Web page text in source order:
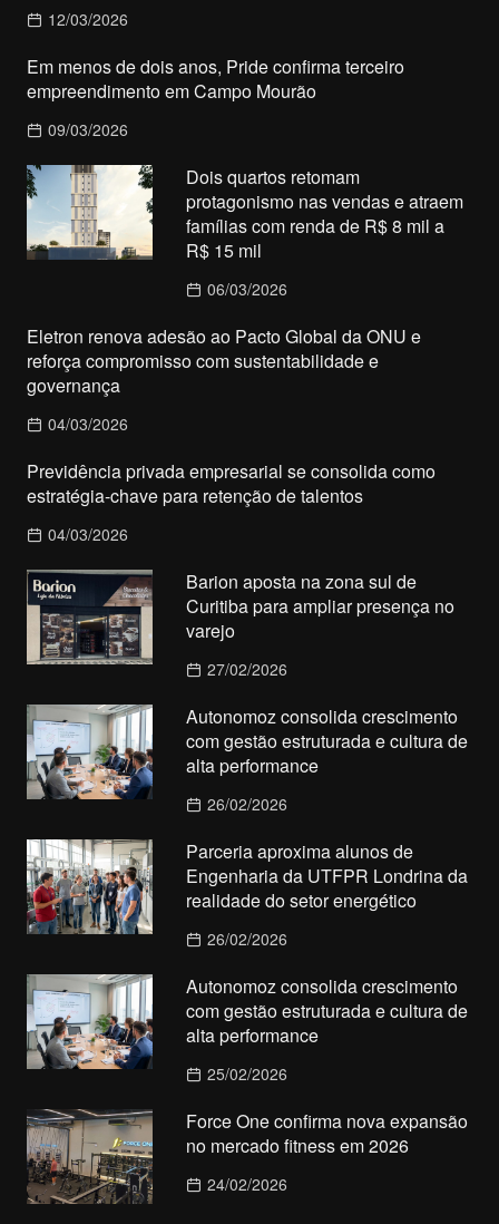
12/03/2026
Em menos de dois anos, Pride confirma terceiro
empreendimento em Campo Mourão
09/03/2026
Dois quartos retomam
protagonismo nas vendas e atraem
famílias com renda de R$ 8 mil a
R$ 15 mil
06/03/2026
Eletron renova adesão ao Pacto Global da ONU e
reforça compromisso com sustentabilidade e
governança
04/03/2026
Previdência privada empresarial se consolida como
estratégia-chave para retenção de talentos
04/03/2026
Barion aposta na zona sul de
Curitiba para ampliar presença no
varejo
27/02/2026
Autonomoz consolida crescimento
com gestão estruturada e cultura de
alta performance
26/02/2026
Parceria aproxima alunos de
Engenharia da UTFPR Londrina da
realidade do setor energético
26/02/2026
Autonomoz consolida crescimento
com gestão estruturada e cultura de
alta performance
25/02/2026
Force One confirma nova expansão
no mercado fitness em 2026
24/02/2026